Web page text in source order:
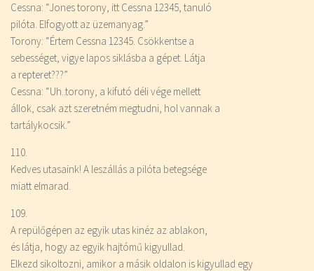
Cessna: “Jones torony, itt Cessna 12345, tanuló
pilóta. Elfogyott az üzemanyag.”
Torony: “Értem Cessna 12345. Csökkentse a
sebességet, vigye lapos siklásba a gépet. Látja
a repteret???”
Cessna: “Uh..torony, a kifutó déli vége mellett
állok, csak azt szeretném megtudni, hol vannak a
tartálykocsik.”
110.
Kedves utasaink! A leszállás a pilóta betegsége
miatt elmarad.
109.
A repülőgépen az egyik utas kinéz az ablakon,
és látja, hogy az egyik hajtómű kigyullad.
Elkezd sikoltozni, amikor a másik oldalon is kigyullad egy